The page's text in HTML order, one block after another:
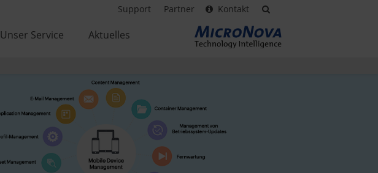
Support Partner Kontakt
Unser Service Aktuelles